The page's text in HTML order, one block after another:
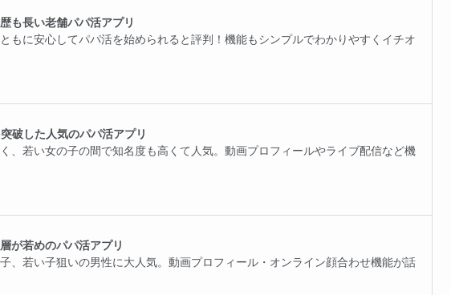
も長い老舗パパ活アプリ
もに安心してパパ活を始められると評判！機能もシンプルでわかりやすくイチオ
破した人気のパパ活アプリ
、若い女の子の間で知名度も高くて人気。動画プロフィールやライブ配信など機
が若めのパパ活アプリ
、若い子狙いの男性に大人気。動画プロフィール・オンライン顔合わせ機能が話